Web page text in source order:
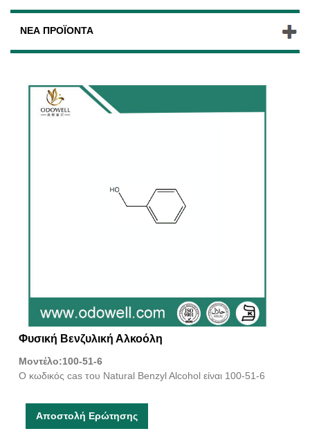
ΝΈΑ ΠΡΟΪΌΝΤΑ
Φυσική Βενζυλική Αλκοόλη
Μοντέλο:100-51-6
Ο κωδικός cas του Natural Benzyl Alcohol είναι 100-51-6
Αποστολή Ερώτησης